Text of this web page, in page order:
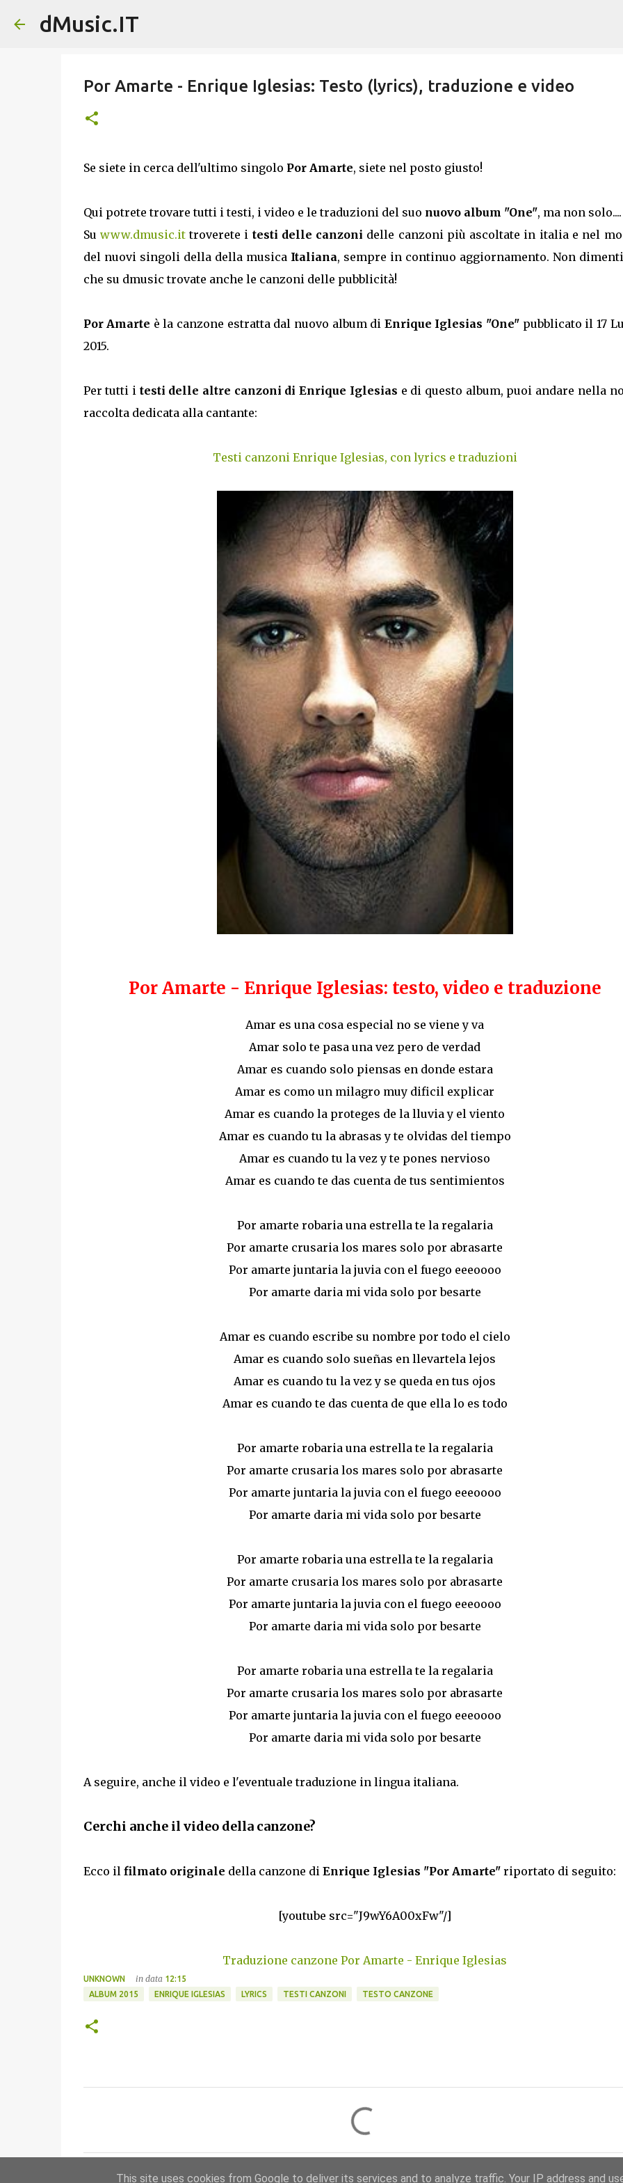
dMusic.IT
Por Amarte - Enrique Iglesias: Testo (lyrics), traduzione e video
Se siete in cerca dell'ultimo singolo Por Amarte, siete nel posto giusto!
Qui potrete trovare tutti i testi, i video e le traduzioni del suo nuovo album "One", ma non solo....
Su www.dmusic.ittroverete i testi delle canzoni delle canzoni più ascoltate in italia e nel
del nuovi singoli della della musica Italiana, sempre in continuo aggiornamento. Non
che su dmusic trovate anche le canzoni delle pubblicità!
Por Amarte è la canzone estratta dal nuovo album di Enrique Iglesias "One" pubblicato il 17
2015.
Per tutti i testi delle altre canzoni di Enrique Iglesias e di questo album, puoi andare nella
raccolta dedicata alla cantante:
Testi canzoni Enrique Iglesias, con lyrics e traduzioni
Por Amarte - Enrique Iglesias: testo, video e traduzione
Amar es una cosa especial no se viene y va
Amar solo te pasa una vez pero de verdad
Amar es cuando solo piensas en donde estara
Amar es como un milagro muy dificil explicar
Amar es cuando la proteges de la lluvia y el viento
Amar es cuando tu la abrasas y te olvidas del tiempo
Amar es cuando tu la vez y te pones nervioso
Amar es cuando te das cuenta de tus sentimientos
Por amarte robaria una estrella te la regalaria
Por amarte crusaria los mares solo por abrasarte
Por amarte juntaria la juvia con el fuego eeeoooo
Por amarte daria mi vida solo por besarte
Amar es cuando escribe su nombre por todo el cielo
Amar es cuando solo sueñas en llevartela lejos
Amar es cuando tu la vez y se queda en tus ojos
Amar es cuando te das cuenta de que ella lo es todo
Por amarte robaria una estrella te la regalaria
Por amarte crusaria los mares solo por abrasarte
Por amarte juntaria la juvia con el fuego eeeoooo
Por amarte daria mi vida solo por besarte
Por amarte robaria una estrella te la regalaria
Por amarte crusaria los mares solo por abrasarte
Por amarte juntaria la juvia con el fuego eeeoooo
Por amarte daria mi vida solo por besarte
Por amarte robaria una estrella te la regalaria
Por amarte crusaria los mares solo por abrasarte
Por amarte juntaria la juvia con el fuego eeeoooo
Por amarte daria mi vida solo por besarte
A seguire, anche il video e l'eventuale traduzione in lingua italiana.
Cerchi anche il video della canzone?
Ecco il filmato originale della canzone di Enrique Iglesias "Por Amarte"riportato di seguito:
[youtube src="J9wY6A00xFw"/]
Traduzione canzone Por Amarte - Enrique Iglesias
UNKNOWN in data 12:15
ALBUM 2015
ENRIQUE IGLESIAS LYRICS TESTI CANZONI TESTO CANZONE
This site uses cookies from Google to deliver its services and to analyze traffic. Your IP address and